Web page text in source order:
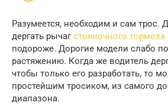
Разумеется, необходим и сам трос.
дергать рычагстояночного тормоза
подороже. Дорогие модели слабо
растяжению. Когда же водитель
чтобы только его разработать, то
простейшим тросиком, из самого
диапазона.